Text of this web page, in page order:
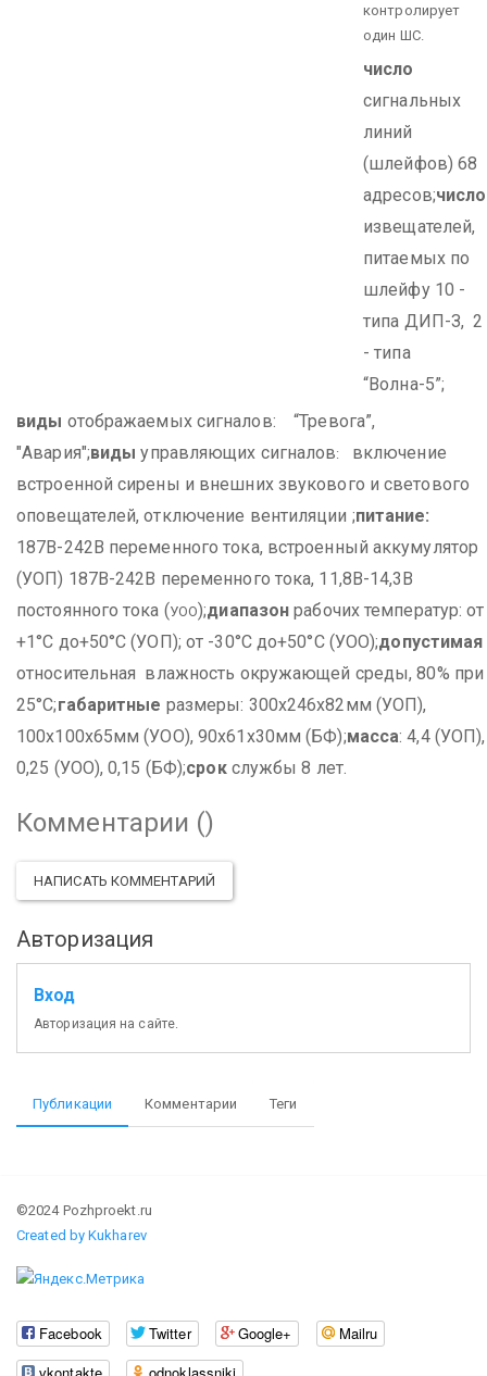
контролирует
один ШС.
число
сигнальных
линий
(шлейфов) 68
адресов;число
извещателей,
питаемых по
шлейфу 10 -
типа ДИП-З, 2
- типа
“Волна-5”;
виды отображаемых сигналов: “Тревога”,
"Авария";виды управляющих сигналов:
включение
встроенной сирены и внешних звукового и светового
оповещателей, отключение вентиляции ;питание:
187В-242В переменного тока, встроенный аккумулятор
(УОП) 187В-242В переменного тока, 11,8В-14,3В
постоянного тока (УОО);диапазон рабочих температур: от
+1°С до+50°С (УОП); от -30°С до+50°С (УОО);допустимая
относительная влажность окружающей среды, 80% при
25°С;габаритные размеры: 300х246х82мм (УОП),
100х100х65мм (УОО), 90х61х30мм (БФ);масса: 4,4 (УОП),
0,25 (УОО), 0,15 (БФ);срокслужбы 8 лет.
Комментарии ()
НАПИСАТЬ КОММЕНТАРИЙ
Авторизация
Вход
Авторизация на сайте.
Публикации Комментарии Теги
©2024 Pozhproekt.ru
Created by Kukharev
Facebook Twitter Google+
Mailru